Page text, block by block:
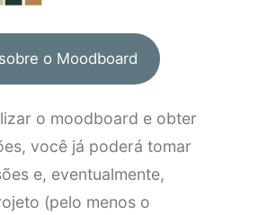
o Moodboard
o moodboard e obter
você já poderá tomar
e, eventualmente,
(pelo menos o